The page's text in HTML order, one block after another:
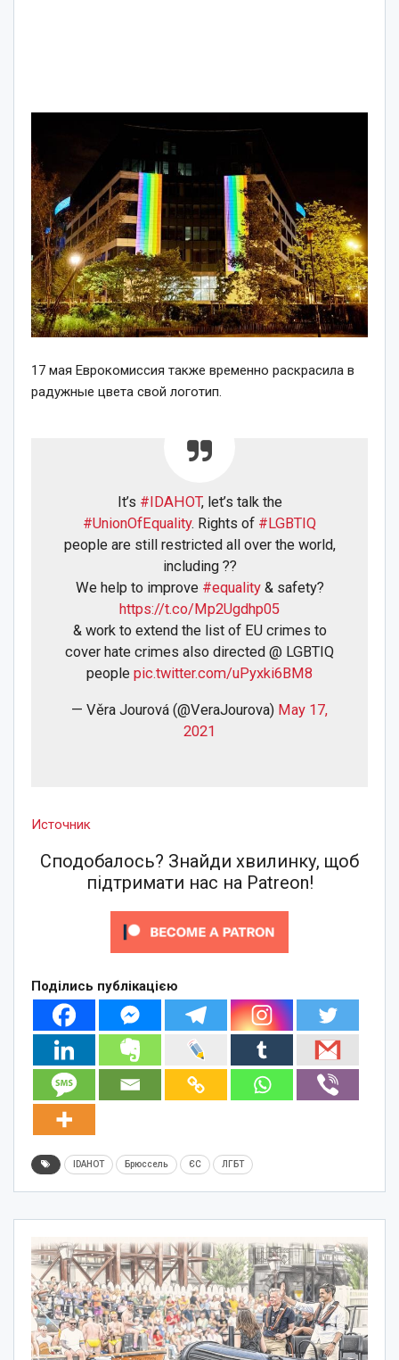
17 мая Еврокомиссия также временно раскрасила в
радужные цвета свой логотип.
It’s #IDAHOT, let’s talk the
#UnionOfEquality. Rights of #LGBTIQ
people are still restricted all over the world,
including ??
We help to improve #equality& safety?
https://t.co/Mp2Ugdhp05
& work to extend the list of EU crimes to
cover hate crimes also directed @ LGBTIQ
people pic.twitter.com/uPyxki6BM8
— Věra Jourová (@VeraJourova) May 17,
2021
Источник
Сподобалось? Знайди хвилинку, щоб
підтримати нас на Patreon!
Поділись публікацією
IDAHOT Брюссель ЄС ЛГБТ